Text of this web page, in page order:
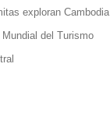
exploran Cambodia
del Turismo